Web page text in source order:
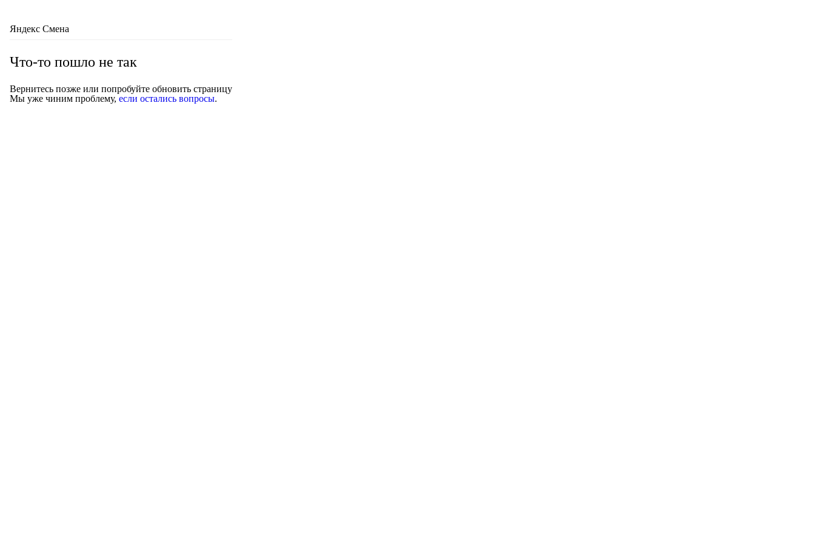
Яндекс Смена
Что-то пошло не так
Вернитесь позже или попробуйте обновить страницу
Мы уже чиним проблему, если остались вопросы.